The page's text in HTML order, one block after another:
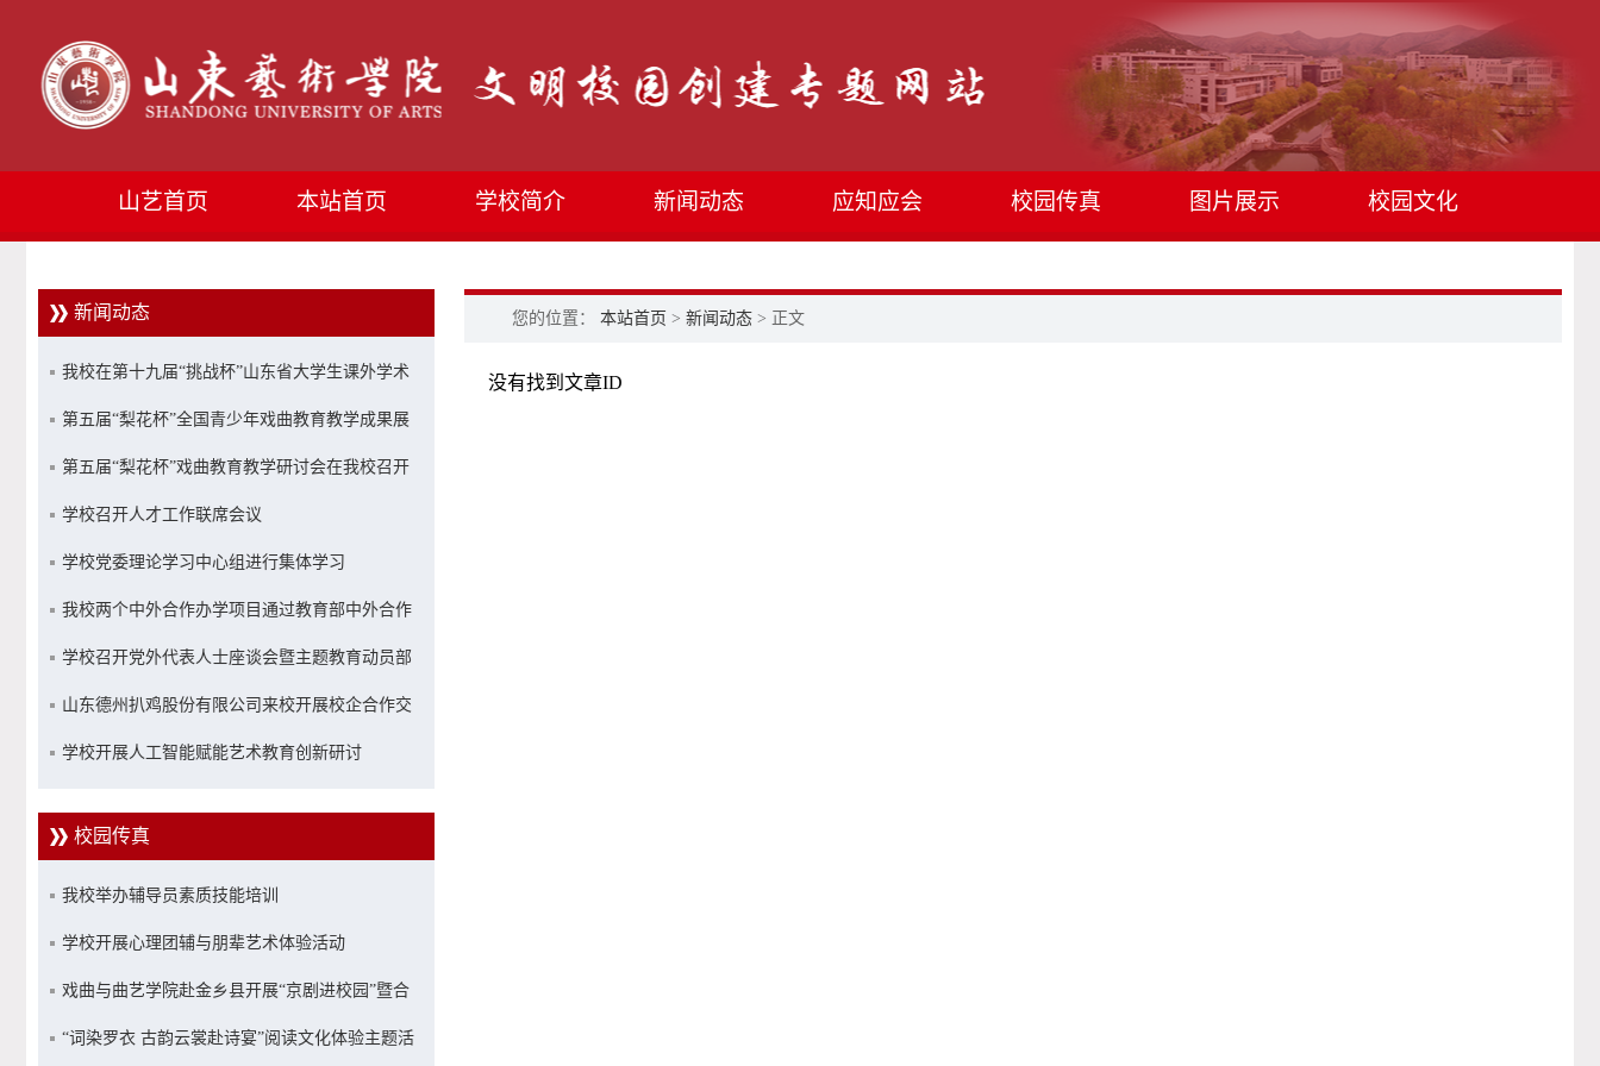
山艺首页 本站首页 学校简介 新闻动态 应知应会 校园传真 图片展示 校园文化
新闻动态
我校在第十九届“挑战杯”山东省大学生课外学术
科技作品竞赛中获佳绩
第五届“梨花杯”全国青少年戏曲教育教学成果展
示活动优秀成果展演在山艺举行
第五届“梨花杯”戏曲教育教学研讨会在我校召开
学校召开人才工作联席会议
学校党委理论学习中心组进行集体学习
我校两个中外合作办学项目通过教育部中外合作
办学专项评估
学校召开党外代表人士座谈会暨主题教育动员部
署会
山东德州扒鸡股份有限公司来校开展校企合作交
流座谈
学校开展人工智能赋能艺术教育创新研讨
校园传真
我校举办辅导员素质技能培训
学校开展心理团辅与朋辈艺术体验活动
戏曲与曲艺学院赴金乡县开展“京剧进校园”暨合
约续签活动
“词染罗衣 古韵云裳赴诗宴”阅读文化体验主题活
您的位置：本站首页 >新闻动态 > 正文
没有找到文章ID